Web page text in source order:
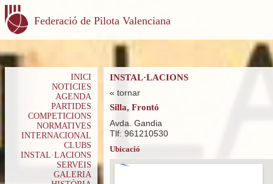
Federació de Pilota Valenciana
INICI
NOTICIES
AGENDA
PARTIDES
COMPETICIONS
NORMATIVES
INTERNACIONAL
CLUBS
INSTAL·LACIONS
SERVEIS
GALERIA
INSTAL·LACIONS
« tornar
Silla, Frontó
Avda. Gandia
Tlf: 961210530
Ubicació